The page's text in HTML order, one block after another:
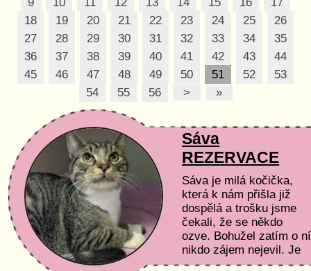
18
19 20 21 22 23 24 25
26
27
28 29 30 31 32 33 34
35
36
37 38 39 40 41 42 43
44
45
46 47 48 49 50 51 52
53
54
55 56 > »
Sáva
REZERVACE
Sáva je milá kočička,
která k nám přišla již
dospělá a trošku jsme
čekali, že se někdo
ozve. Bohužel zatím o ní
nikdo zájem nejevil. Je
mírná, přítulná a